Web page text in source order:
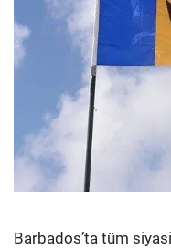
Barbados’ta tüm